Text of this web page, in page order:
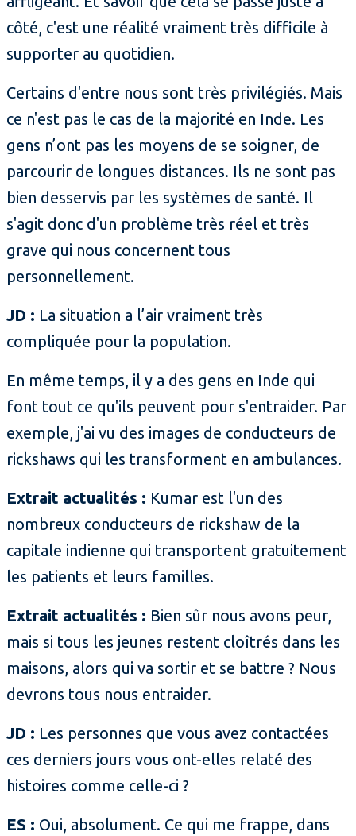
côté, c'est une réalité vraiment très difficile à
supporter au quotidien.
Certains d'entre nous sont très privilégiés. Mais
ce n'est pas le cas de la majorité en Inde. Les
gens n’ont pas les moyens de se soigner, de
parcourir de longues distances. Ils ne sont pas
bien desservis par les systèmes de santé. Il
s'agit donc d'un problème très réel et très
grave qui nous concernent tous
personnellement.
JD : La situation a l’air vraiment très
compliquée pour la population.
En même temps, il y a des gens en Inde qui
font tout ce qu'ils peuvent pour s'entraider. Par
exemple, j'ai vu des images de conducteurs de
rickshaws qui les transforment en ambulances.
Extrait actualités : Kumar est l'un des
nombreux conducteurs de rickshaw de la
capitale indienne qui transportent gratuitement
les patients et leurs familles.
Extrait actualités : Bien sûr nous avons peur,
mais si tous les jeunes restent cloîtrés dans les
maisons, alors qui va sortir et se battre ? Nous
devrons tous nous entraider.
JD : Les personnes que vous avez contactées
ces derniers jours vous ont-elles relaté des
histoires comme celle-ci ?
ES : Oui, absolument. Ce qui me frappe, dans